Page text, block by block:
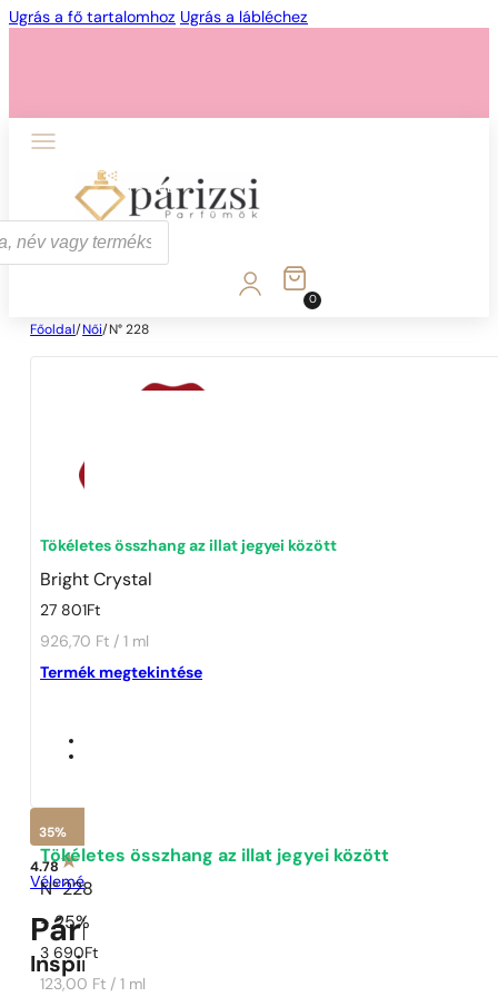
Ugrás a fő tartalomhoz Ugrás a lábléchez
1 - 3 db
0
Főoldal/ Női/ N° 228
Tökéletes összhang az illat jegyei között
Bright Crystal
27 801 Ft
926,70 Ft / 1 ml
Termék megtekintése
Tökéletes összhang az illat jegyei között
N° 228
- 25%
3 690Ft
123,00 Ft / 1 ml
35%
4.78
Vélemények megtekintése
Párizsi Parfümök Elixir N° 228
Inspirálva